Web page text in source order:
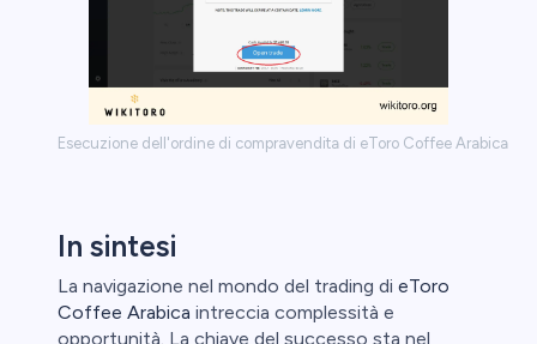
Esecuzione dell'ordine di compravendita di eToro Coffee Arabica
In sintesi
La navigazione nel mondo del trading di eToro
Coffee Arabica intreccia complessità e
opportunità. La chiave del successo sta nel